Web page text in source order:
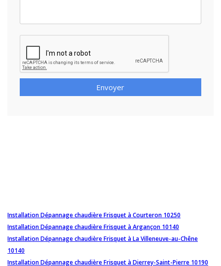
Envoyer
Installation Dépannage chaudière Frisquet à Courteron 10250
Installation Dépannage chaudière Frisquet à Argançon 10140
Installation Dépannage chaudière Frisquet à La Villeneuve-au-Chêne
10140
Installation Dépannage chaudière Frisquet à Dierrey-Saint-Pierre 10190